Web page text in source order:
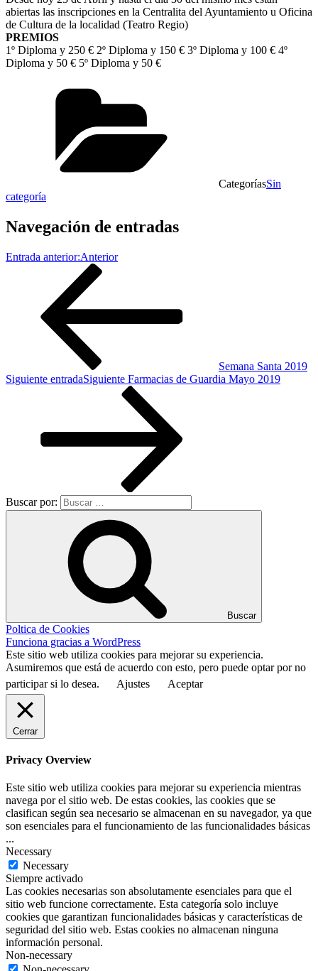
abiertas las inscripciones en la Centralita del Ayuntamiento u Oficina
de Cultura de la localidad (Teatro Regio)
PREMIOS
1º Diploma y 250 € 2º Diploma y 150 € 3º Diploma y 100 € 4º
Diploma y 50 € 5º Diploma y 50 €
CategoríasSin
categoría
Navegación de entradas
Entrada anterior:Anterior
Semana Santa 2019
Siguiente entradaSiguiente Farmacias de Guardia Mayo 2019
Buscar por:
Buscar
Poltica de Cookies
Funciona gracias a WordPress
Este sitio web utiliza cookies para mejorar su experiencia.
Asumiremos que está de acuerdo con esto, pero puede optar por no
participar si lo desea.
Ajustes Aceptar
Cerrar
Privacy Overview
Este sitio web utiliza cookies para mejorar su experiencia mientras
navega por el sitio web. De estas cookies, las cookies que se
clasifican según sea necesario se almacenan en su navegador, ya que
son esenciales para el funcionamiento de las funcionalidades básicas
...
Necessary
Necessary
Siempre activado
Las cookies necesarias son absolutamente esenciales para que el
sitio web funcione correctamente. Esta categoría solo incluye
cookies que garantizan funcionalidades básicas y características de
seguridad del sitio web. Estas cookies no almacenan ninguna
información personal.
Non-necessary